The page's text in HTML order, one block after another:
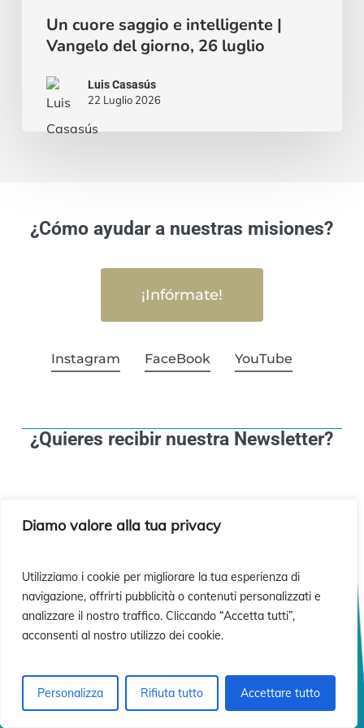
Diamo valore alla tua privacy
Utilizziamo i cookie per migliorare la tua esperienza di
navigazione, offrirti pubblicità o contenuti personalizzati e
analizzare il nostro traffico. Cliccando “Accetta tutti”,
acconsenti al nostro utilizzo dei cookie.
Personalizza Rifiuta tutto Accettare tutto
Un cuore saggio e intelligente |
Vangelo del giorno, 26 luglio
Luis Casasús
22 Luglio 2026
¿Cómo ayudar a nuestras misiones?
¡Infórmate!
Instagram FaceBook YouTube
¿Quieres recibir nuestra Newsletter?